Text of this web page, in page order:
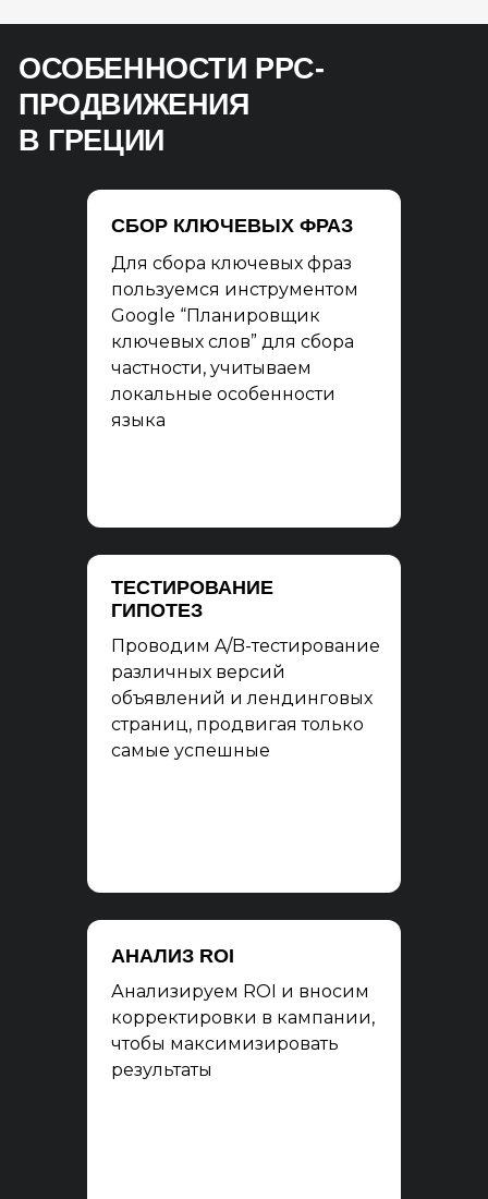
ОСОБЕННОСТИ PPC-
ПРОДВИЖЕНИЯ
В ГРЕЦИИ
СБОР КЛЮЧЕВЫХ ФРАЗ
Для сбора ключевых фраз
пользуемся инструментом
Google “Планировщик
ключевых слов” для сбора
частности, учитываем
локальные особенности
языка
Проводим A/B-тестирование
различных версий
объявлений и лендинговых
страниц, продвигая только
самые успешные
ТЕСТИРОВАНИЕ
ГИПОТЕЗ
АНАЛИЗ ROI
Анализируем ROI и вносим
корректировки в кампании,
чтобы максимизировать
результаты